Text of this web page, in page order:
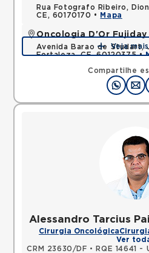
Compartilhe
Rua Fotografo Ribeiro,
CE, 60170170 •
Mapa
Oncologia D'Or
Avenida Barao de Studart,
Fortaleza, CE, 60120375 •
Veja
Alessandro Tarcius
Cirurgia Oncológica
Ver
CRM 23630/DF • RQE 14641 -